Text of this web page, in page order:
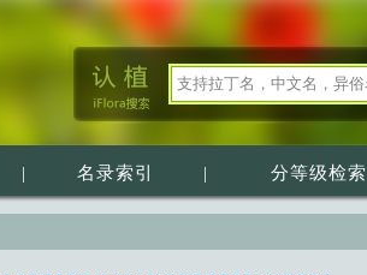
| 名录索引 | 分等级检索